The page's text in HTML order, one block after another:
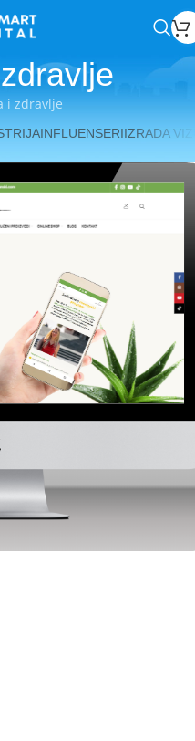
i zdravlje
INFLUENSERIIZRADA